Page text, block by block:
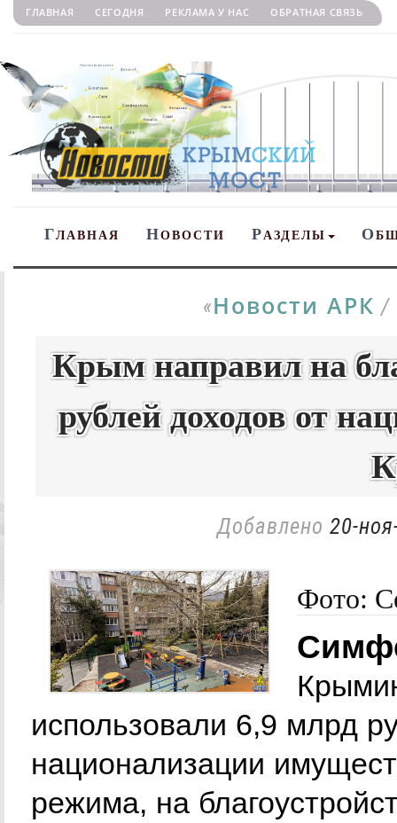
ГЛАВНАЯ СЕГОДНЯ РЕКЛАМА У НАС ОБРАТНАЯ СВЯЗЬ
ГЛАВНАЯ НОВОСТИ РАЗДЕЛЫ О
«Новости АРК /
Крым направил на
рублей доходов от
Добавлено 20-
Фото:
использовали 6,9 млрд
национализации
режима, на